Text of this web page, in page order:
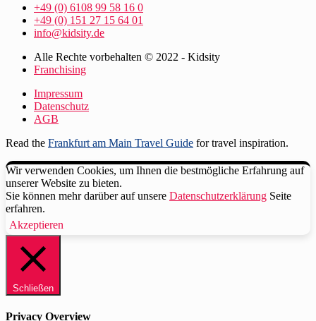
+49 (0) 6108 99 58 16 0
+49 (0) 151 27 15 64 01
info@kidsity.de
Alle Rechte vorbehalten © 2022 - Kidsity
Franchising
Impressum
Datenschutz
AGB
Read the Frankfurt am Main Travel Guide for travel inspiration.
Wir verwenden Cookies, um Ihnen die bestmögliche Erfahrung auf
unserer Website zu bieten.
Sie können mehr darüber auf unsere Datenschutzerklärung Seite
erfahren.
Akzeptieren
Schließen
Privacy Overview